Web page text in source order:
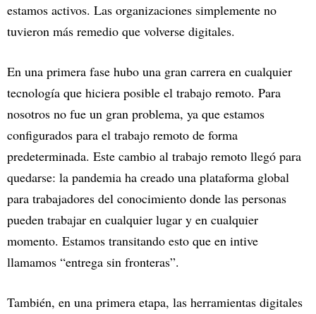
estamos activos. Las organizaciones simplemente no
tuvieron más remedio que volverse digitales.
En una primera fase hubo una gran carrera en cualquier
tecnología que hiciera posible el trabajo remoto. Para
nosotros no fue un gran problema, ya que estamos
configurados para el trabajo remoto de forma
predeterminada. Este cambio al trabajo remoto llegó para
quedarse: la pandemia ha creado una plataforma global
para trabajadores del conocimiento donde las personas
pueden trabajar en cualquier lugar y en cualquier
momento. Estamos transitando esto que en intive
llamamos “entrega sin fronteras”.
También, en una primera etapa, las herramientas digitales